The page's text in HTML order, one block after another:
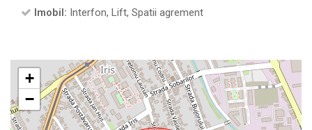
Imobil: Interfon, Lift, Spatii agrement
+
−